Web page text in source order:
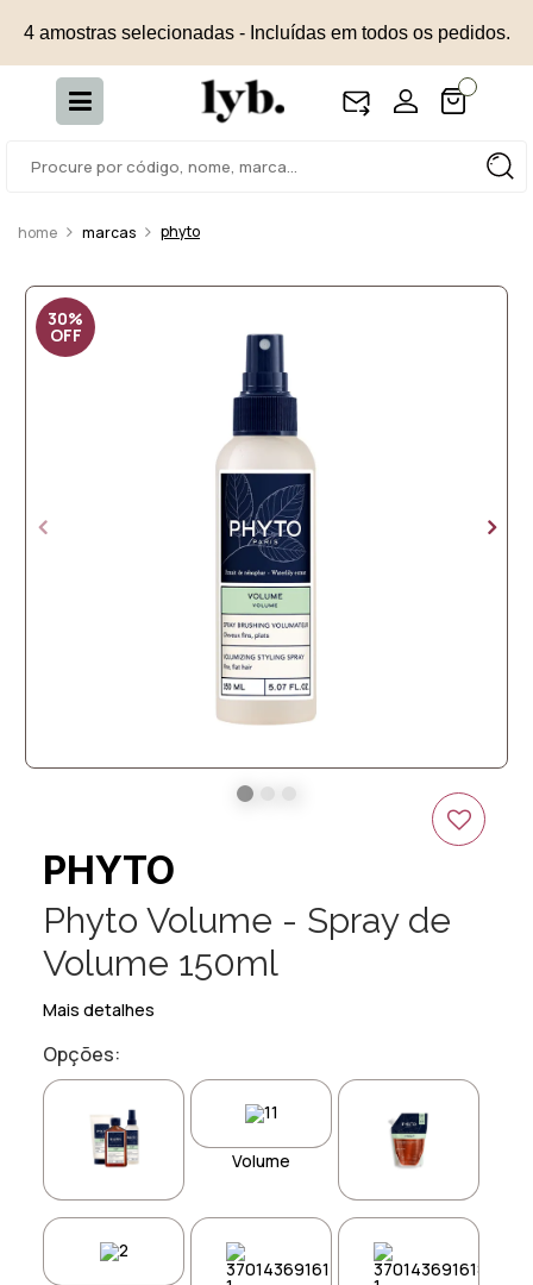
4 amostras selecionadas - Incluídas em todos os pedidos.
marcas phyto
30%
OFF
PHYTO
Phyto Volume - Spray de
Volume 150ml
Mais detalhes
Opções:
Volume